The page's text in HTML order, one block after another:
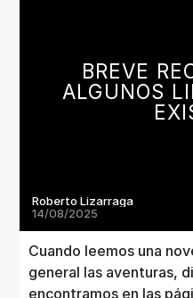
BREVE
ALGUNOS
Roberto Lizarraga
14/08/2025
Cuando leemos una
general las aventuras,
encontramos en las